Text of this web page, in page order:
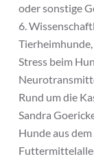
oder sonstige
6.
Stress beim
Rund um die
Sandra
Hunde aus